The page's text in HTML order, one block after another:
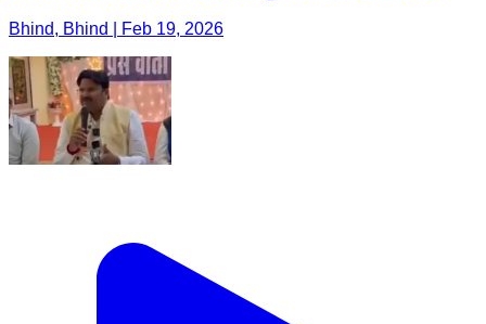
Bhind, Bhind | Feb 19, 2026